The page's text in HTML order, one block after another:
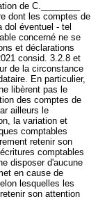
de C.________
dont les comptes de
dol éventuel - tel
concerné ne se
et déclarations
consid. 3.2.8 et
de la circonstance
En particulier,
libèrent pas le
des comptes de
ailleurs le
la variation et
comptables
retenir son
comptables
disposer d'aucune
en cause de
lesquelles les
son attention